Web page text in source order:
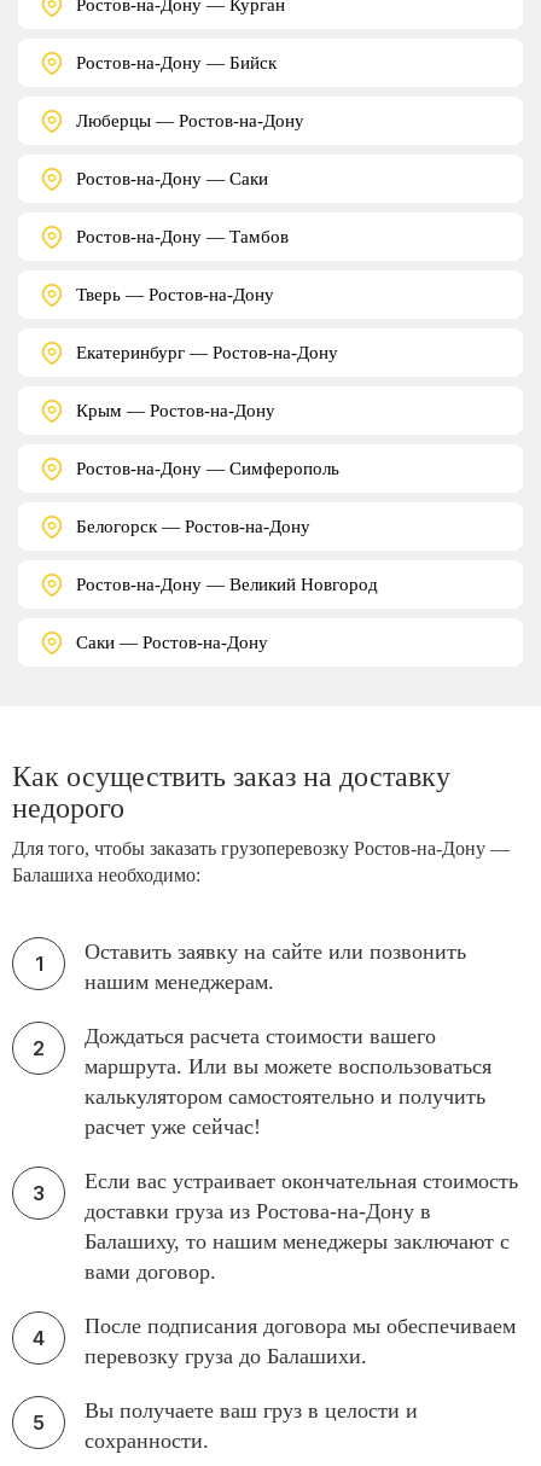
Ростов-на-Дону — Курган
Ростов-на-Дону — Бийск
Люберцы — Ростов-на-Дону
Ростов-на-Дону — Саки
Ростов-на-Дону — Тамбов
Тверь — Ростов-на-Дону
Екатеринбург — Ростов-на-Дону
Крым — Ростов-на-Дону
Ростов-на-Дону — Симферополь
Белогорск — Ростов-на-Дону
Ростов-на-Дону — Великий Новгород
Саки — Ростов-на-Дону
Как осуществить заказ на доставку
недорого
Для того, чтобы заказать грузоперевозку Ростов-на-Дону —
Балашиха необходимо:
Оставить заявку на сайте или позвонить
нашим менеджерам.
Дождаться расчета стоимости вашего
маршрута. Или вы можете воспользоваться
калькулятором самостоятельно и получить
расчет уже сейчас!
Если вас устраивает окончательная стоимость
доставки груза из Ростова-на-Дону в
Балашиху, то нашим менеджеры заключают с
вами договор.
После подписания договора мы обеспечиваем
перевозку груза до Балашихи.
Вы получаете ваш груз в целости и
сохранности.